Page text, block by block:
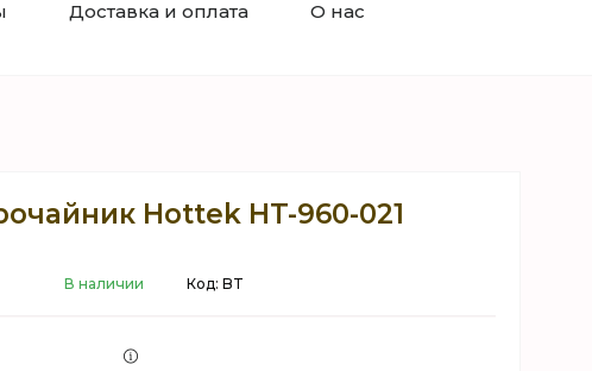
Доставка и оплата О нас
Hottek HT-960-021
В наличии Код: BT